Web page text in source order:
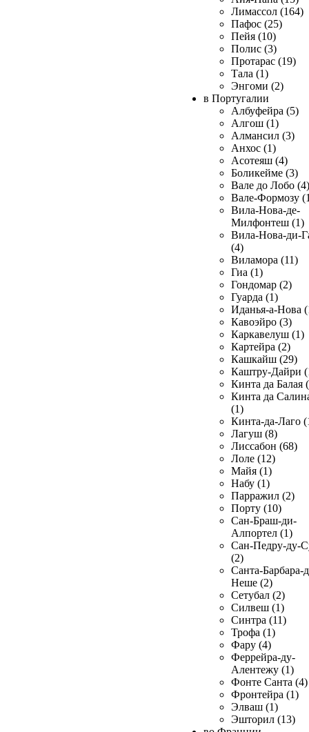
Лимассол (164)
Пафос (25)
Пейя (10)
Полис (3)
Протарас (19)
Тала (1)
Энгоми (2)
в Португалии
Албуфейра (5)
Алгош (1)
Алмансил (3)
Анхос (1)
Асотеяш (4)
Боликейме (3)
Вале до Лобо (4)
Вале-Формозу
Вила-Нова-де-
Милфонтеш (1)
Вила-Нова-ди-
(4)
Виламора (11)
Гиа (1)
Гондомар (2)
Гуарда (1)
Иданья-а-Нова
Кавоэйро (3)
Каркавелуш (1)
Картейра (2)
Кашкайш (29)
Каштру-Дайри
Кинта да Балая
Кинта да
(1)
Кинта-да-Лаго
Лагуш (8)
Лиссабон (68)
Лоле (12)
Майя (1)
Набу (1)
Парражил (2)
Порту (10)
Сан-Браш-ди-
Алпортел (1)
Сан-Педру-ду-
(2)
Санта-Барбара-
Неше (2)
Сетубал (2)
Силвеш (1)
Синтра (11)
Трофа (1)
Фару (4)
Феррейра-ду-
Алентежу (1)
Фонте Санта (4)
Фронтейра (1)
Элваш (1)
Эшторил (13)